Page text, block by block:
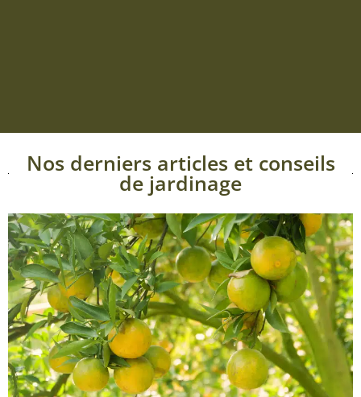
Nos derniers articles et conseils
de jardinage